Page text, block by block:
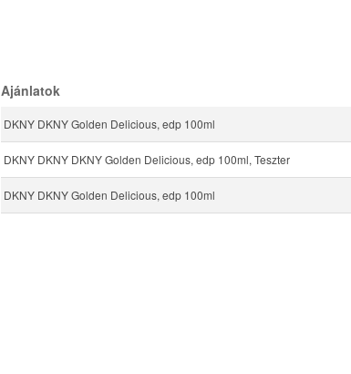
Ajánlatok
DKNY DKNY Golden Delicious, edp 100ml
DKNY DKNY DKNY Golden Delicious, edp 100ml, Teszter
DKNY DKNY Golden Delicious, edp 100ml